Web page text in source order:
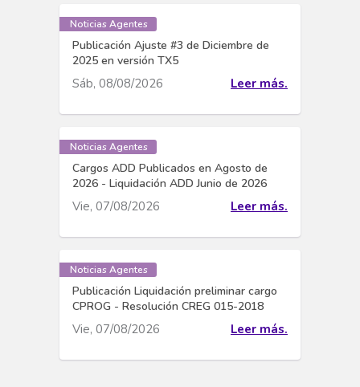
Noticias Agentes
Publicación Ajuste #3 de Diciembre de
2025 en versión TX5
Sáb, 08/08/2026 Leer más.
Noticias Agentes
Cargos ADD Publicados en Agosto de
2026 - Liquidación ADD Junio de 2026
Vie, 07/08/2026 Leer más.
Noticias Agentes
Publicación Liquidación preliminar cargo
CPROG - Resolución CREG 015-2018
Vie, 07/08/2026 Leer más.